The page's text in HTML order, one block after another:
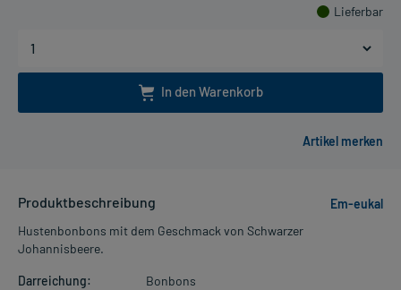
Lieferbar
In den Warenkorb
Produktbeschreibung
Em-eukal
Hustenbonbons mit dem Geschmack von Schwarzer
Johannisbeere.
Darreichung:
Bonbons